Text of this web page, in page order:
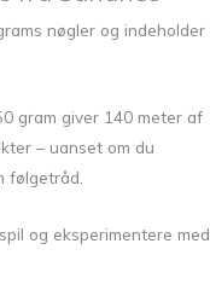
nøgler og indeholder
gram giver 140 meter af
– uanset om du
følgetråd.
og eksperimentere med